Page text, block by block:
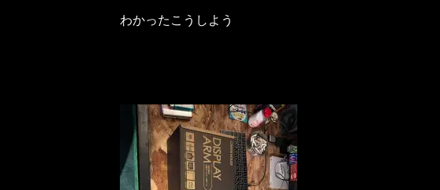
わかったこうしよう